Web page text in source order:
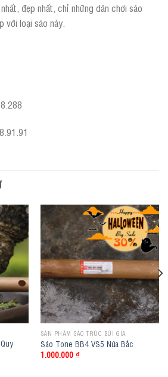
đẹp nhất, chỉ những dân chơi sáo
với loại sáo này.
SẢN PHẨM SÁO TRÚC BÙI GIA
Sáo Tone BB4 VS5 Nứa Bắc
1.000.000 ₫